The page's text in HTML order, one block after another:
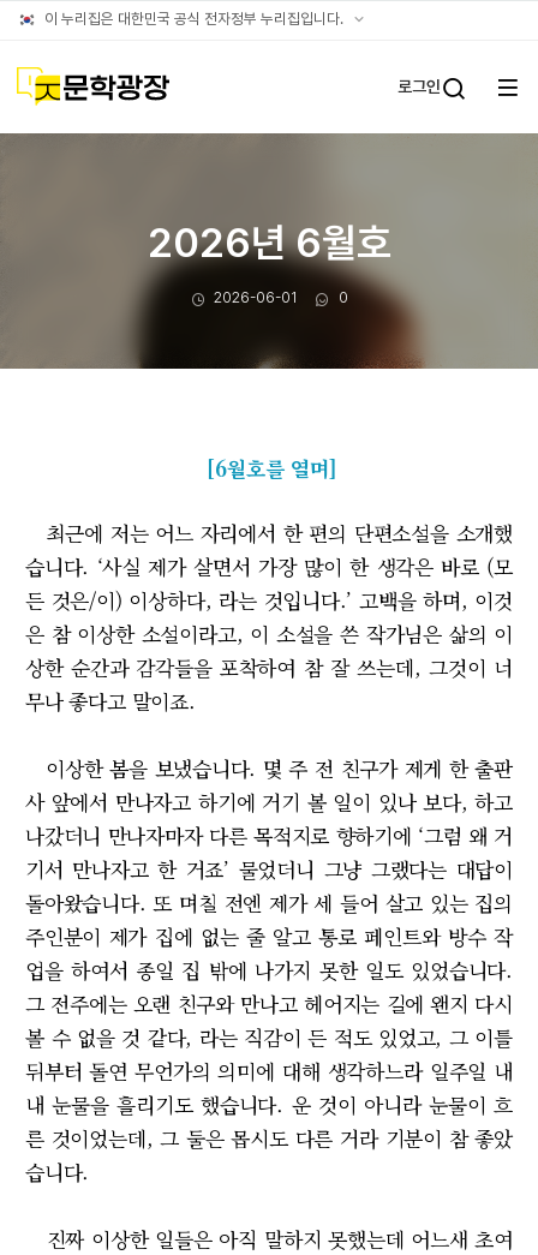
이 누리집은 대한민국 공식 전자정부 누리집입니다. 공식
문학광장 로그인
전체
2026년 6월호
작성일
2026-06-01 댓글수
0
[6월호를 열며]
최근에 저는 어느 자리에서 한 편의 단편소설을 소개했
습니다. ‘사실 제가 살면서 가장 많이 한 생각은 바로 (모
든 것은/이) 이상하다, 라는 것입니다.’ 고백을 하며, 이것
은 참 이상한 소설이라고, 이 소설을 쓴 작가님은 삶의 이
상한 순간과 감각들을 포착하여 참 잘 쓰는데, 그것이 너
무나 좋다고 말이죠.
이상한 봄을 보냈습니다. 몇 주 전 친구가 제게 한 출판
사 앞에서 만나자고 하기에 거기 볼 일이 있나 보다, 하고
나갔더니 만나자마자 다른 목적지로 향하기에 ‘그럼 왜 거
기서 만나자고 한 거죠’ 물었더니 그냥 그랬다는 대답이
돌아왔습니다. 또 며칠 전엔 제가 세 들어 살고 있는 집의
주인분이 제가 집에 없는 줄 알고 통로 페인트와 방수 작
업을 하여서 종일 집 밖에 나가지 못한 일도 있었습니다.
그 전주에는 오랜 친구와 만나고 헤어지는 길에 왠지 다시
볼 수 없을 것 같다, 라는 직감이 든 적도 있었고, 그 이틀
뒤부터 돌연 무언가의 의미에 대해 생각하느라 일주일 내
내 눈물을 흘리기도 했습니다. 운 것이 아니라 눈물이 흐
른 것이었는데, 그 둘은 몹시도 다른 거라 기분이 참 좋았
습니다.
진짜 이상한 일들은 아직 말하지 못했는데 어느새 초여